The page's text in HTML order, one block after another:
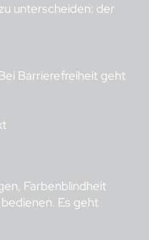
unterscheiden: der
Barrierefreiheit geht
Farbenblindheit
Es geht